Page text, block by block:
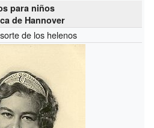
para niños
de Hannover
de los helenos